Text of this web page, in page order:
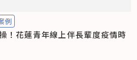
例
！花蓮青年線上伴長輩度疫情時